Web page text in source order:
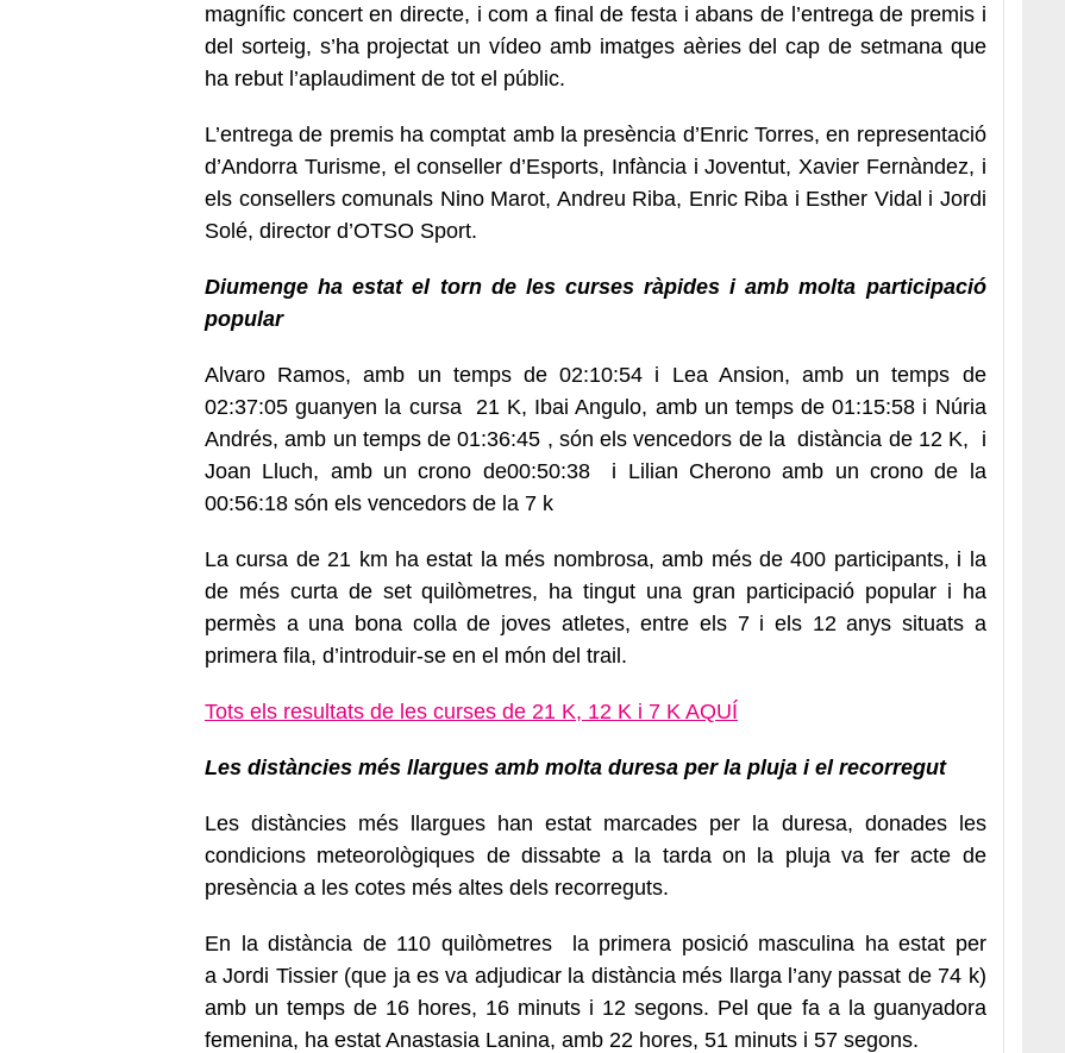
magnífic concert en directe, i com a final de festa i abans de l’entrega de premis i
del sorteig, s’ha projectat un vídeo amb imatges aèries del cap de setmana que
ha rebut l’aplaudiment de tot el públic.
L’entrega de premis ha comptat amb la presència d’Enric Torres, en representació
d’Andorra Turisme, el conseller d’Esports, Infància i Joventut, Xavier Fernàndez, i
els consellers comunals Nino Marot, Andreu Riba, Enric Riba i Esther Vidal i Jordi
Solé, director d’OTSO Sport.
Diumenge ha estat el torn de les curses ràpides i amb molta participació
popular
Alvaro Ramos, amb un temps de 02:10:54 i Lea Ansion, amb un temps de
02:37:05 guanyen la cursa 21 K, Ibai Angulo, amb un temps de 01:15:58 i Núria
Andrés, amb un temps de 01:36:45 , són els vencedors de la distància de 12 K, i
Joan Lluch, amb un crono de00:50:38 i Lilian Cherono amb un crono de la
00:56:18 són els vencedors de la 7 k
La cursa de 21 km ha estat la més nombrosa, amb més de 400 participants, i la
de més curta de set quilòmetres, ha tingut una gran participació popular i ha
permès a una bona colla de joves atletes, entre els 7 i els 12 anys situats a
primera fila, d’introduir-se en el món del trail.
Tots els resultats de les curses de 21 K, 12 K i 7 K AQUÍ
Les distàncies més llargues amb molta duresa per la pluja i el recorregut
Les distàncies més llargues han estat marcades per la duresa, donades les
condicions meteorològiques de dissabte a la tarda on la pluja va fer acte de
presència a les cotes més altes dels recorreguts.
En la distància de 110 quilòmetres la primera posició masculina ha estat per
a Jordi Tissier (que ja es va adjudicar la distància més llarga l’any passat de 74 k)
amb un temps de 16 hores, 16 minuts i 12 segons. Pel que fa a la guanyadora
femenina, ha estat Anastasia Lanina, amb 22 hores, 51 minuts i 57 segons.